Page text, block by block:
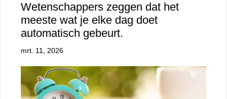
Wetenschappers zeggen dat het
meeste wat je elke dag doet
automatisch gebeurt.
mrt. 11, 2026